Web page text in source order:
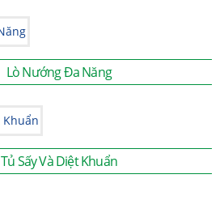
Lò Nướng Đa Năng
Tủ Sấy Và Diệt Khuẩn